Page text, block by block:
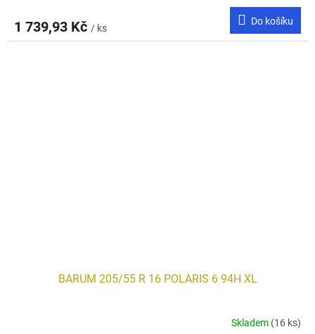
1 739,93 Kč / ks
Do košíku
BARUM 205/55 R 16 POLARIS 6 94H XL
Skladem (16 ks)